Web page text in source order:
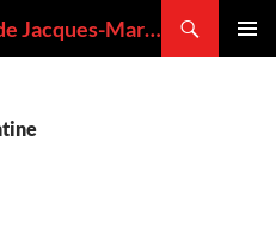
VOLCANMANIA : le blog de Jacques-Marie BARDINTZEFF, volcanologue